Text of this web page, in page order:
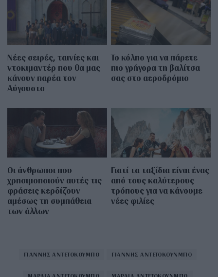
Νέες σειρές, ταινίες και
ντοκιμαντέρ που θα μας
κάνουν παρέα τον
Αύγουστο
Το κόλπο για να πάρετε
πιο γρήγορα τη βαλίτσα
σας στο αεροδρόμιο
Οι άνθρωποι που
χρησιμοποιούν αυτές τις
φράσεις κερδίζουν
αμέσως τη συμπάθεια
των άλλων
Γιατί τα ταξίδια είναι ένας
από τους καλύτερους
τρόπους για να κάνουμε
νέες φιλίες
ΓΙΑΝΝΗΣ ΑΝΤΕΤΟΚΟΥΜΠΟ ΓΙΑΝΝΗΣ ΑΝΤΕΤΟΚΟΥΝΜΠΟ